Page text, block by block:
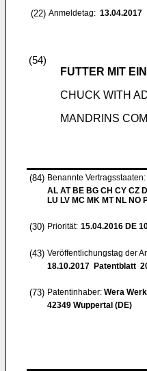
(22) Anmeldetag: 13.04.2017
(54)
FUTTER MIT
CHUCK WITH
MANDRINS
(84) Benannte Vertragsstaaten:
AL AT BE BG CH CY CZ
LU LV MC MK MT NL NO
(30) Priorität: 15.04.2016 DE
(43) Veröffentlichungstag der
18.10.2017 Patentblatt
(73) Patentinhaber: Wera
42349 Wuppertal (DE)